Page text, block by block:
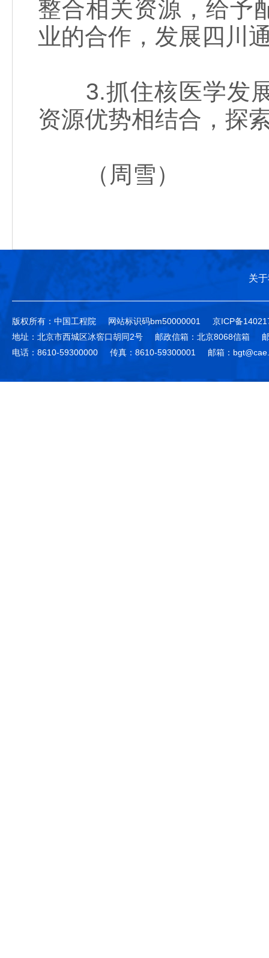
整合相关资源，给予
业的合作，发展四川
3.抓住核医学发展
资源优势相结合，探
（周雪）
关
版权所有：中国工程院 网站标识码bm50000001
京ICP备
地址：北京市西城区冰窖口胡同2号
邮政信箱：北京8068信箱
电话：8610-59300000
传真：8610-59300001 邮箱：